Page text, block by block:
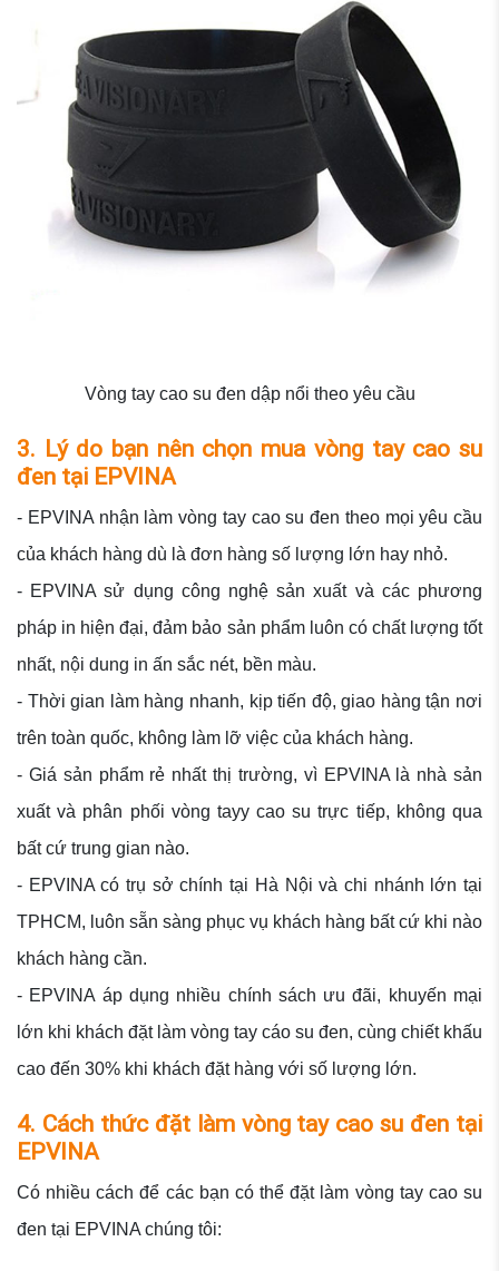
Vòng tay cao su đen dập nổi theo yêu cầu
3. Lý do bạn nên chọn mua vòng tay cao su
đen tại EPVINA
- EPVINA nhận làm vòng tay cao su đen theo mọi yêu cầu
của khách hàng dù là đơn hàng số lượng lớn hay nhỏ.
- EPVINA sử dụng công nghệ sản xuất và các phương
pháp in hiện đại, đảm bảo sản phẩm luôn có chất lượng tốt
nhất, nội dung in ấn sắc nét, bền màu.
- Thời gian làm hàng nhanh, kịp tiến độ, giao hàng tận nơi
trên toàn quốc, không làm lỡ việc của khách hàng.
- Giá sản phẩm rẻ nhất thị trường, vì EPVINA là nhà sản
xuất và phân phối vòng tayy cao su trực tiếp, không qua
bất cứ trung gian nào.
- EPVINA có trụ sở chính tại Hà Nội và chi nhánh lớn tại
TPHCM, luôn sẵn sàng phục vụ khách hàng bất cứ khi nào
khách hàng cần.
- EPVINA áp dụng nhiều chính sách ưu đãi, khuyến mại
lớn khi khách đặt làm vòng tay cáo su đen, cùng chiết khấu
cao đến 30% khi khách đặt hàng với số lượng lớn.
4. Cách thức đặt làm vòng tay cao su đen tại
EPVINA
Có nhiều cách để các bạn có thể đặt làm vòng tay cao su
đen tại EPVINA chúng tôi: